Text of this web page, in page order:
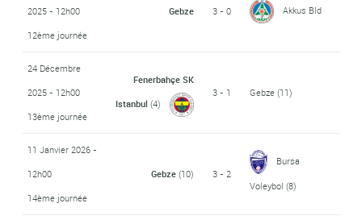
2025 - 12h00
12ème journée
Gebze 3 - 0 Akkus Bld
24 Décembre
2025 - 12h00
13ème journée
Fenerbahçe SK
Istanbul (4)
3 - 1 Gebze(11)
11 Janvier 2026 -
12h00
14ème journée
Gebze(10) 3 - 2
Bursa
Voleybol (8)